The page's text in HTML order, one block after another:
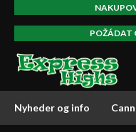
POŽÁDAT
Nyheder og info